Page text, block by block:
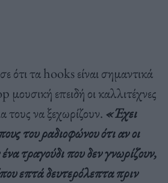
τα hooks είναι σημαντικά
μουσική επειδή οι καλλιτέχνες
τους να ξεχωρίζουν. «Έχει
του ραδιοφώνου ότι αν οι
τραγούδι που δεν γνωρίζουν,
επτά δευτερόλεπτα πριν